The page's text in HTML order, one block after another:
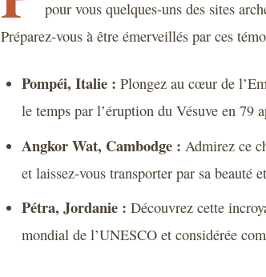
pour vous quelques-uns des sites
Préparez-vous à être émerveillés par ces
Pompéi, Italie : Plongez au cœur de
le temps par l’éruption du Vésuve en 79
Angkor Wat, Cambodge : Admirez ce
et laissez-vous transporter par sa beauté
Pétra, Jordanie : Découvrez cette
mondial de l’UNESCO et considérée